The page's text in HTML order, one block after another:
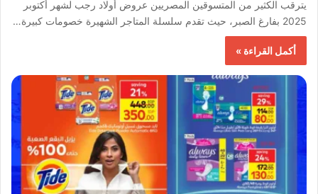
يترقب الكثير من المتسوقين المصريين عروض أولاد رجب لشهر أكتوبر
2025 بفارغ الصبر، حيث تقدم سلسلة المتاجر الشهيرة خصومات كبيرة…
أكمل القراءة »